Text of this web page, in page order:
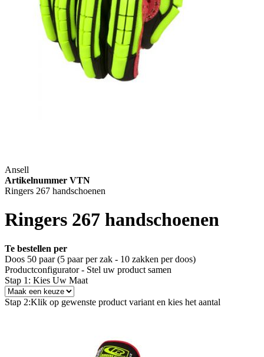
Ansell
Artikelnummer VTN
Ringers 267 handschoenen
Ringers 267 handschoenen
Te bestellen per
Doos 50 paar (5 paar per zak - 10 zakken per doos)
Productconfigurator - Stel uw product samen
Stap 1: Kies Uw Maat
Stap 2:Klik op gewenste product variant en kies het aantal